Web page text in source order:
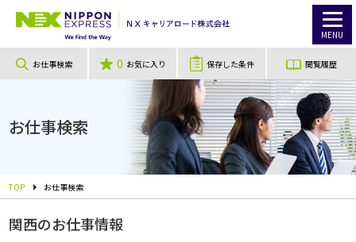
MENU
お仕事検索 0 お気に入り 保存した条件 閲覧履歴
お仕事検索
TOP お仕事検索
関西のお仕事情報